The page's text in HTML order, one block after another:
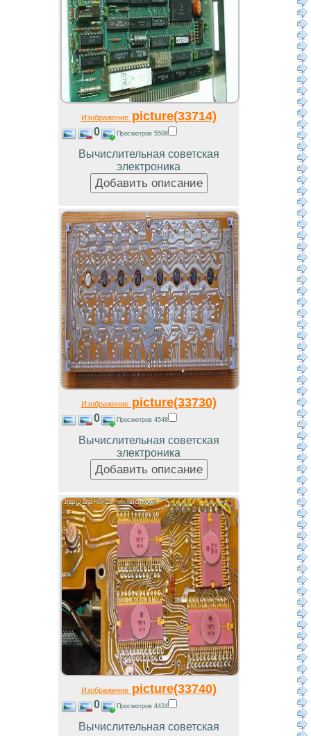
Изображениеpicture(33714)
0 Просмотров 5508
Вычислительная советская
электроника
Изображениеpicture(33730)
0 Просмотров 4548
Вычислительная советская
электроника
Изображениеpicture(33740)
0 Просмотров 4424
Вычислительная советская